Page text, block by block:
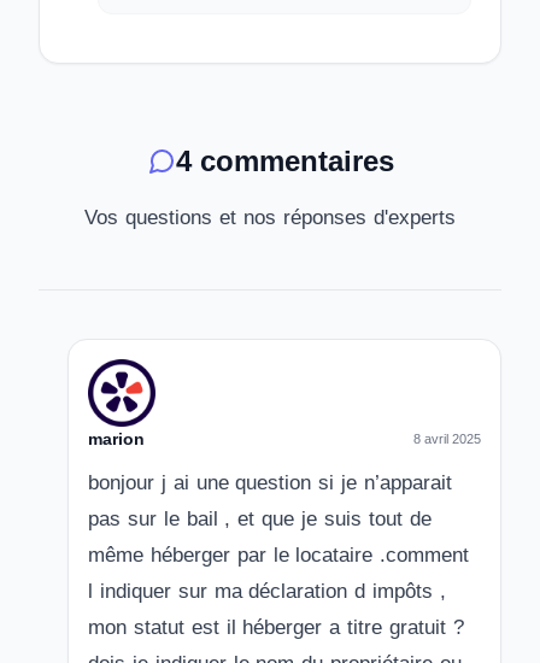
4 commentaires
Vos questions et nos réponses d'experts
marion 8 avril 2025
bonjour j ai une question si je n’apparait
pas sur le bail , et que je suis tout de
même héberger par le locataire .comment
l indiquer sur ma déclaration d impôts ,
mon statut est il héberger a titre gratuit ?